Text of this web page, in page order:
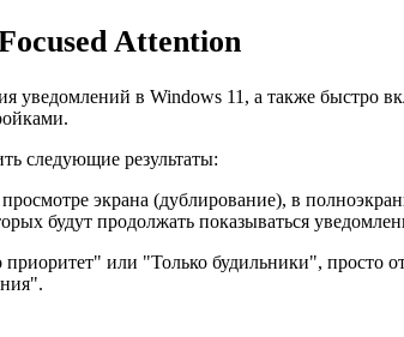
Attention
уведомлений в Windows 11, а также
следующие результаты:
экрана (дублирование), в
будут продолжать показываться
или "Только будильники", просто